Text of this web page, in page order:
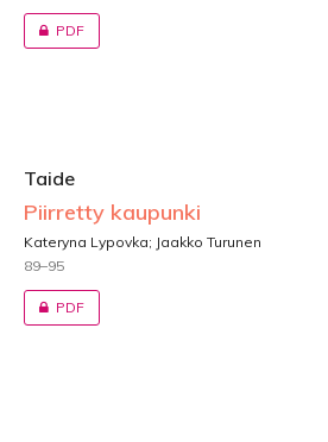
PDF
Taide
Piirretty kaupunki
Kateryna Lypovka; Jaakko Turunen
89–95
PDF